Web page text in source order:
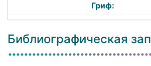
Гриф:
Библиографическая